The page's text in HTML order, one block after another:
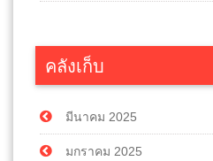
คลังเก็บ
มีนาคม 2025
มกราคม 2025